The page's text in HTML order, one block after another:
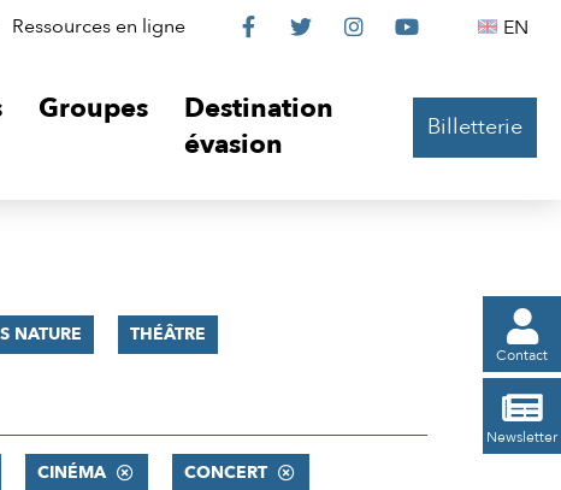
Ressources en ligne
Le
sur

Le

Le

Le
 EN
Groupes
Destination
évasion
Billetterie

Contact

Newsletter
NATURE THÉÂTRE
CINÉMA CONCERT